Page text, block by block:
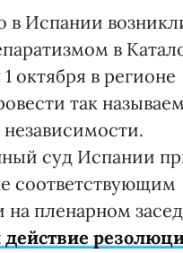
в Испании
в
октября в регионе
так
суд Испании
соответствующим
на пленарном
действие